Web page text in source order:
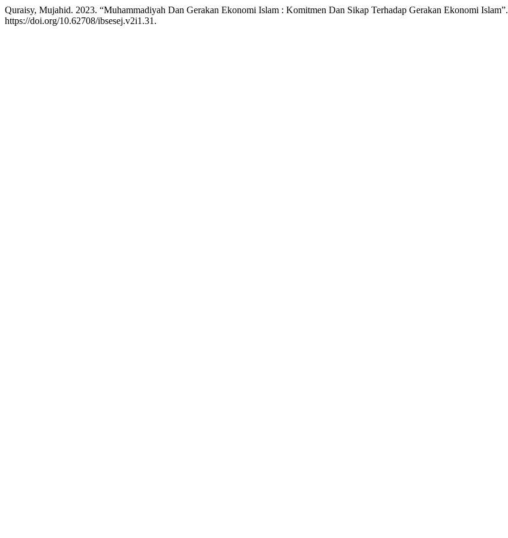
Quraisy, Mujahid. 2023. “Muhammadiyah Dan Gerakan Ekonomi Islam : Komitmen Dan Sikap Terhadap Gerakan Ekonomi Islam”.
https://doi.org/10.62708/ibsesej.v2i1.31.